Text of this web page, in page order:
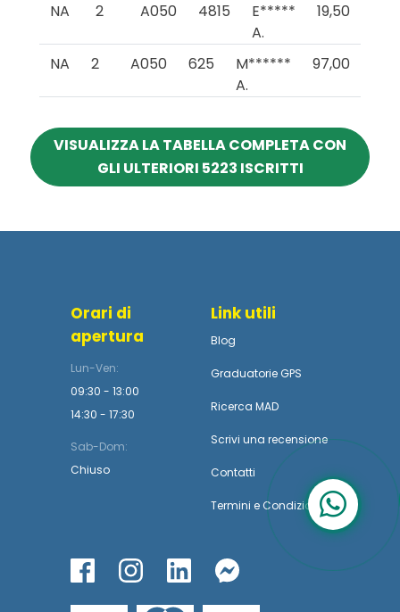
NA 2 A050 4815
E*****
A.
19,50
NA 2 A050 625
M******
A.
97,00
VISUALIZZA LA TABELLA COMPLETA CON
GLI ULTERIORI 5223 ISCRITTI
Orari di
apertura
Lun-Ven:
09:30 - 13:00
14:30 - 17:30
Sab-Dom:
Chiuso
Link utili
Blog
Graduatorie GPS
Ricerca MAD
Scrivi una recensione
Contatti
Termini e Condizioni